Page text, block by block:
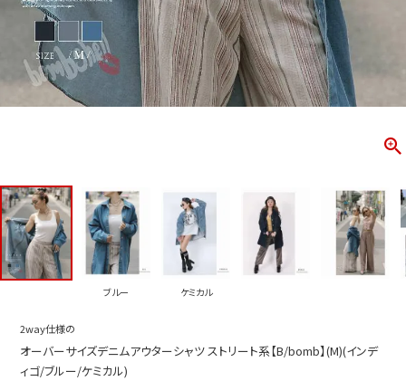
CONTENTS
ス
ス
アップ
ース
PICKUP
新作
トップス
ボトムス
ブルー ケミカル
2way仕様の
オーバーサイズデニムアウターシャツ ストリート系【B/bomb】(M)(インデ
ィゴ/ブルー/ケミカル)